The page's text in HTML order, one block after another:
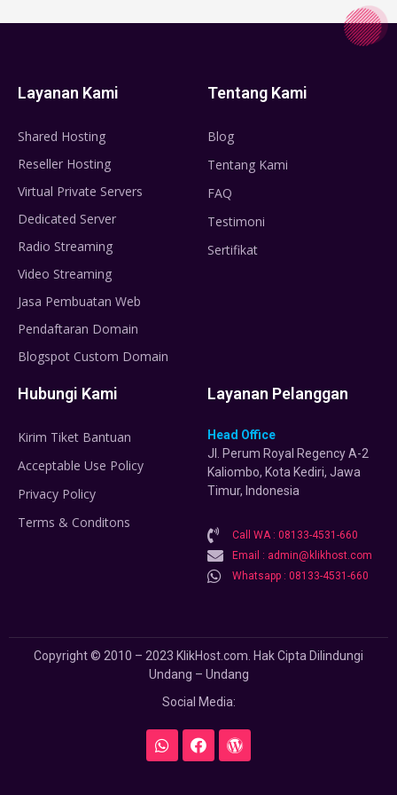
Layanan Kami
Shared Hosting
Reseller Hosting
Virtual Private Servers
Dedicated Server
Radio Streaming
Video Streaming
Jasa Pembuatan Web
Pendaftaran Domain
Blogspot Custom Domain
Tentang Kami
Blog
Tentang Kami
FAQ
Testimoni
Sertifikat
Hubungi Kami
Kirim Tiket Bantuan
Acceptable Use Policy
Privacy Policy
Terms & Conditons
Layanan Pelanggan
Head Office
Jl. Perum Royal Regency A-2
Kaliombo, Kota Kediri, Jawa
Timur, Indonesia
Call WA : 08133-4531-660
Email : admin@klikhost.com
Whatsapp : 08133-4531-660
Copyright © 2010 – 2023 KlikHost.com. Hak Cipta Dilindungi
Undang – Undang
Social Media: